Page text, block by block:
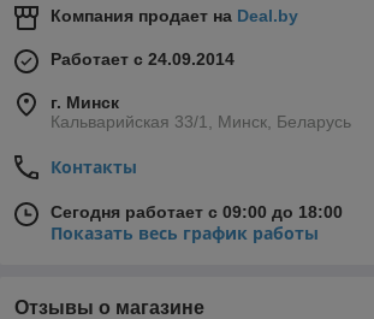
Компания продает на Deal.by
Работает с 24.09.2014
г. Минск
Кальварийская 33/1, Минск, Беларусь
Контакты
Сегодня работает с 09:00 до 18:00
Показать весь график работы
Отзывы о магазине